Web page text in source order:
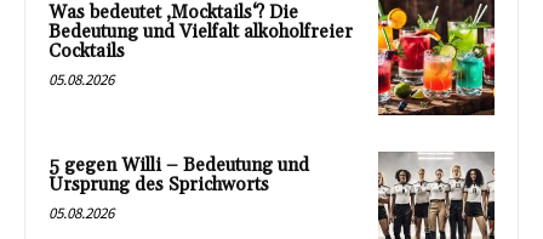
Was bedeutet ‚Mocktails‘? Die
Bedeutung und Vielfalt alkoholfreier
Cocktails
05.08.2026
5 gegen Willi – Bedeutung und
Ursprung des Sprichworts
05.08.2026